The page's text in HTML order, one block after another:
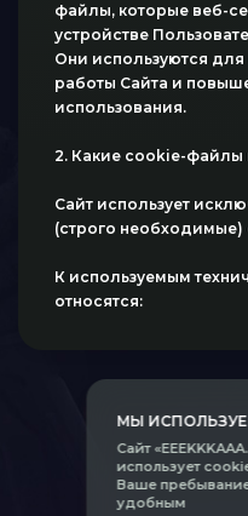
МЫ
Сайт
использует
Ваше
удобным
файлы, которые веб-
устройстве
Они используются
работы Сайта и
использования.
2. Какие cookie-файлы
Сайт использует
(строго
К используемым
относятся:
отображения
cookie-файлы
защиты Сайта от